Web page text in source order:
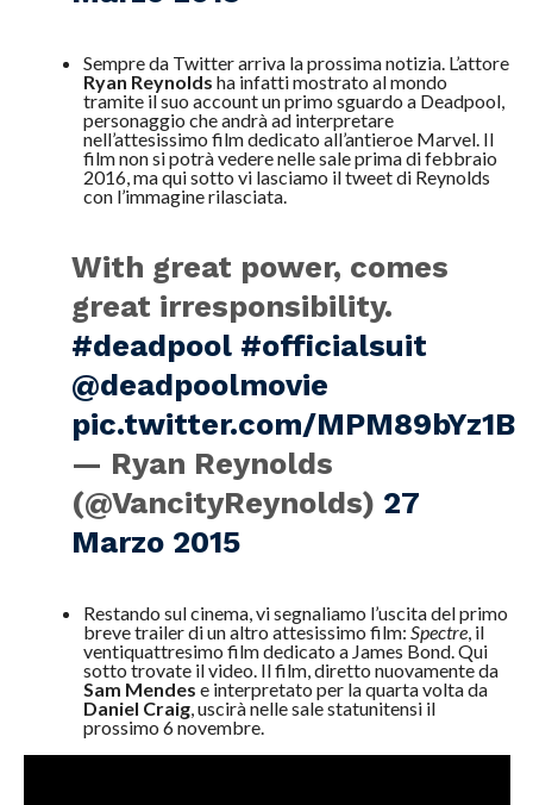
Sempre da Twitter arriva la prossima notizia. L’attore
Ryan Reynolds ha infatti mostrato al mondo
tramite il suo account un primo sguardo a Deadpool,
personaggio che andrà ad interpretare
nell’attesissimo film dedicato all’antieroe Marvel. Il
film non si potrà vedere nelle sale prima di febbraio
2016, ma qui sotto vi lasciamo il tweet di Reynolds
con l’immagine rilasciata.
With great power, comes
great irresponsibility.
#deadpool #officialsuit
@deadpoolmovie
pic.twitter.com/MPM89bYz1B
— Ryan Reynolds
(@VancityReynolds) 27
Marzo 2015
Restando sul cinema, vi segnaliamo l’uscita del primo
breve trailer di un altro attesissimo film: Spectre, il
ventiquattresimo film dedicato a James Bond. Qui
sotto trovate il video. Il film, diretto nuovamente da
Sam Mendes e interpretato per la quarta volta da
Daniel Craig, uscirà nelle sale statunitensi il
prossimo 6 novembre.